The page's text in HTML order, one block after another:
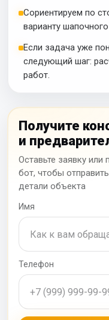
Сориентируем по
варианту
Если задача уже
следующий шаг:
работ.
Получите
и
Оставьте заявку или
бот, чтобы
детали объекта
Имя
Телефон